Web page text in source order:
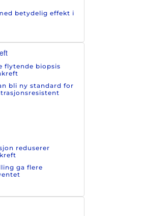
betydelig effekt i
flytende biopsis
bli ny standard for
reduserer
ga flere